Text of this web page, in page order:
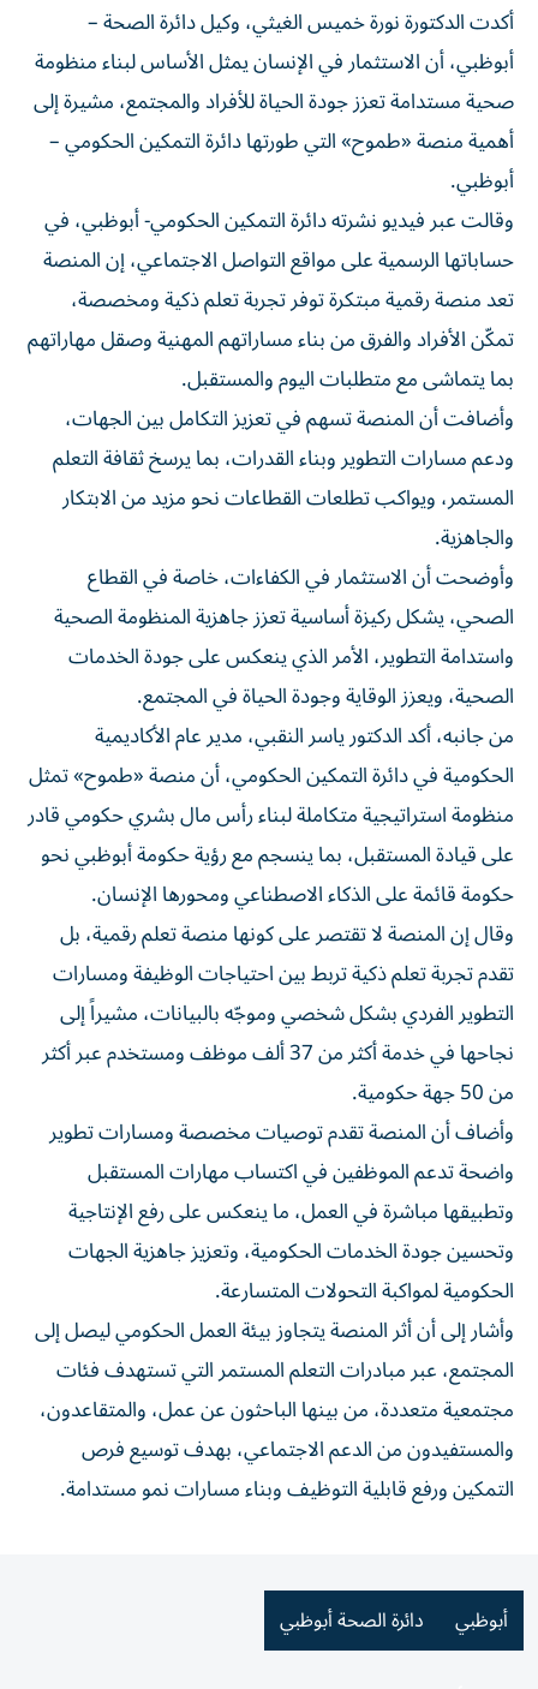
أكدت الدكتورة نورة خميس الغيثي، وكيل دائرة الصحة –
أبوظبي، أن الاستثمار في الإنسان يمثل الأساس لبناء منظومة
صحية مستدامة تعزز جودة الحياة للأفراد والمجتمع، مشيرة إلى
أهمية منصة «طموح» التي طورتها دائرة التمكين الحكومي –
أبوظبي.
وقالت عبر فيديو نشرته دائرة التمكين الحكومي- أبوظبي، في
حساباتها الرسمية على مواقع التواصل الاجتماعي، إن المنصة
تعد منصة رقمية مبتكرة توفر تجربة تعلم ذكية ومخصصة،
تمكّن الأفراد والفرق من بناء مساراتهم المهنية وصقل مهاراتهم
بما يتماشى مع متطلبات اليوم والمستقبل.
وأضافت أن المنصة تسهم في تعزيز التكامل بين الجهات،
ودعم مسارات التطوير وبناء القدرات، بما يرسخ ثقافة التعلم
المستمر، ويواكب تطلعات القطاعات نحو مزيد من الابتكار
والجاهزية.
وأوضحت أن الاستثمار في الكفاءات، خاصة في القطاع
الصحي، يشكل ركيزة أساسية تعزز جاهزية المنظومة الصحية
واستدامة التطوير، الأمر الذي ينعكس على جودة الخدمات
الصحية، ويعزز الوقاية وجودة الحياة في المجتمع.
من جانبه، أكد الدكتور ياسر النقبي، مدير عام الأكاديمية
الحكومية في دائرة التمكين الحكومي، أن منصة «طموح» تمثل
منظومة استراتيجية متكاملة لبناء رأس مال بشري حكومي قادر
على قيادة المستقبل، بما ينسجم مع رؤية حكومة أبوظبي نحو
حكومة قائمة على الذكاء الاصطناعي ومحورها الإنسان.
وقال إن المنصة لا تقتصر على كونها منصة تعلم رقمية، بل
تقدم تجربة تعلم ذكية تربط بين احتياجات الوظيفة ومسارات
التطوير الفردي بشكل شخصي وموجّه بالبيانات، مشيراً إلى
نجاحها في خدمة أكثر من 37 ألف موظف ومستخدم عبر أكثر
من 50 جهة حكومية.
وأضاف أن المنصة تقدم توصيات مخصصة ومسارات تطوير
واضحة تدعم الموظفين في اكتساب مهارات المستقبل
وتطبيقها مباشرة في العمل، ما ينعكس على رفع الإنتاجية
وتحسين جودة الخدمات الحكومية، وتعزيز جاهزية الجهات
الحكومية لمواكبة التحولات المتسارعة.
وأشار إلى أن أثر المنصة يتجاوز بيئة العمل الحكومي ليصل إلى
المجتمع، عبر مبادرات التعلم المستمر التي تستهدف فئات
مجتمعية متعددة، من بينها الباحثون عن عمل، والمتقاعدون،
والمستفيدون من الدعم الاجتماعي، بهدف توسيع فرص
التمكين ورفع قابلية التوظيف وبناء مسارات نمو مستدامة.
أبوظبي دائرة الصحة أبوظبي